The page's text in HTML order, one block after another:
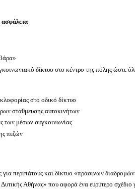
δίκτυο στο κέντρο της πόλης ώστε
στο οδικό δίκτυο
στάθμευσης αυτοκινήτων
των μέσων συγκοινωνίας
πεζών
περιπάτους και δίκτυο «πράσινων
Αθήνας» που αφορά ένα ευρύτερο σχέδιο